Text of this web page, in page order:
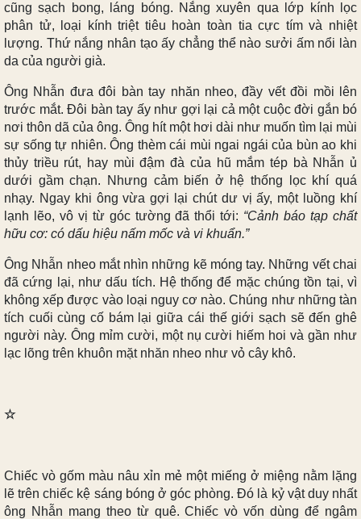
cũng sạch bong, láng bóng. Nắng xuyên qua lớp kính lọc
phân tử, loại kính triệt tiêu hoàn toàn tia cực tím và nhiệt
lượng. Thứ nắng nhân tạo ấy chẳng thể nào sưởi ấm nổi làn
da của người già.
Ông Nhẫn đưa đôi bàn tay nhăn nheo, đầy vết đồi mồi lên
trước mắt. Đôi bàn tay ấy như gợi lại cả một cuộc đời gắn bó
nơi thôn dã của ông. Ông hít một hơi dài như muốn tìm lại mùi
sự sống tự nhiên. Ông thèm cái mùi ngai ngái của bùn ao khi
thủy triều rút, hay mùi đậm đà của hũ mắm tép bà Nhẫn ủ
dưới gầm chạn. Nhưng cảm biến ở hệ thống lọc khí quá
nhạy. Ngay khi ông vừa gợi lại chút dư vị ấy, một luồng khí
lạnh lẽo, vô vị từ góc tường đã thổi tới: “Cảnh báo tạp chất
hữu cơ: có dấu hiệu nấm mốc và vi khuẩn.”
Ông Nhẫn nheo mắt nhìn những kẽ móng tay. Những vết chai
đã cứng lại, như dấu tích. Hệ thống để mặc chúng tồn tại, vì
không xếp được vào loại nguy cơ nào. Chúng như những tàn
tích cuối cùng cố bám lại giữa cái thế giới sạch sẽ đến ghê
người này. Ông mỉm cười, một nụ cười hiếm hoi và gần như
lạc lõng trên khuôn mặt nhăn nheo như vỏ cây khô.
☆
Chiếc vò gốm màu nâu xỉn mẻ một miếng ở miệng nằm lặng
lẽ trên chiếc kệ sáng bóng ở góc phòng. Đó là kỷ vật duy nhất
ông Nhẫn mang theo từ quê. Chiếc vò vốn dùng để ngâm